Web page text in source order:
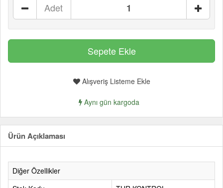
Adet
Alışveriş Listeme Ekle
Aynı gün kargoda
Ürün Açıklaması
Diğer Özellikler